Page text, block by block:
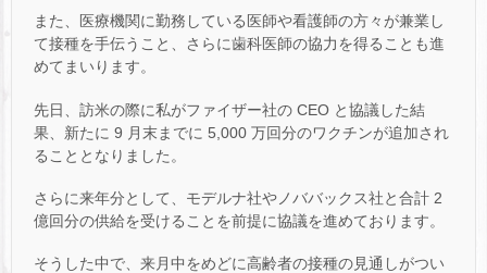
また、医療機関に勤務している医師や看護師の方々が兼業し
て接種を手伝うこと、さらに歯科医師の協力を得ることも進
めてまいります。
先日、訪米の際に私がファイザー社の CEO と協議した結
果、新たに 9 月末までに 5,000 万回分のワクチンが追加され
ることとなりました。
さらに来年分として、モデルナ社やノババックス社と合計 2
億回分の供給を受けることを前提に協議を進めております。
そうした中で、来月中をめどに高齢者の接種の見通しがつい